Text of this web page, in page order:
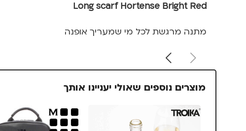
Long scarf Hortense Bright Red
מתנה מרגשת לכל מי שמעריך אופנה
מוצרים נוספים שאולי יעניינו אותך